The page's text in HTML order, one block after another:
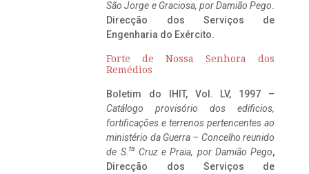
São Jorge e Graciosa, por Damião Pego.
Direcção dos Serviços de
Engenharia do Exército.
Forte de Nossa Senhora dos
Remédios
Boletim do IHIT, Vol. LV, 1997 –
Catálogo provisório dos edificios,
fortificações e terrenos pertencentes ao
ministério da Guerra – Concelho reunido
de S. ta Cruz e Praia, por Damião Pego,
Direcção dos Serviços de